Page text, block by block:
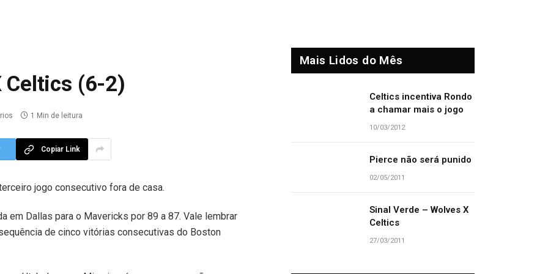
Celtics (6-2)
1 Min de leitura
Copiar Link
jogo consecutivo fora de casa.
em Dallas para o Mavericks por 89 a 87. Vale lembrar
de cinco vitórias consecutivas do Boston
Mais Lidos do Mês
Celtics incentiva Rondo
a chamar mais o jogo
10/03/2012
Pierce não será punido
02/05/2011
Sinal Verde – Wolves X
Celtics
27/03/2011